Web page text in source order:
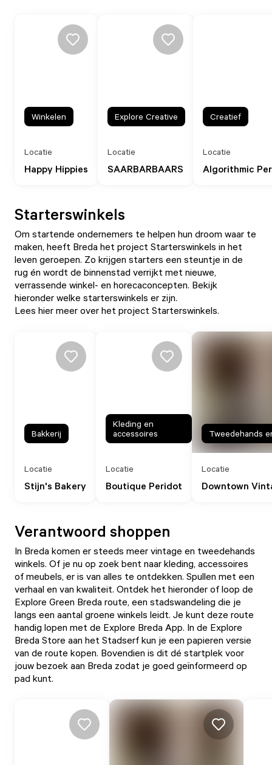
Happy Hippies
Locatie
Winkelen
SAARBARBAARS
Locatie
Explore Creative
Algorithmic
Locatie
Creatief
Starterswinkels
Om startende ondernemers te helpen hun droom waar te
maken, heeft Breda het project Starterswinkels in het
leven geroepen. Zo krijgen starters een steuntje in de
rug én wordt de binnenstad verrijkt met nieuwe,
verrassende winkel- en horecaconcepten. Bekijk
hieronder welke starterswinkels er zijn.
Lees hier meer over het project Starterswinkels.
Stijn's Bakery
Locatie
Bakkerij
Boutique Peridot
Locatie
Kleding en
accessoires
Downtown
Locatie
Tweedehands
Verantwoord shoppen
In Breda komen er steeds meer vintage en tweedehands
winkels. Of je nu op zoek bent naar kleding, accessoires
of meubels, er is van alles te ontdekken. Spullen met een
verhaal en van kwaliteit. Ontdek het hieronder of loop de
Explore Green Breda route, een stadswandeling die je
langs een aantal groene winkels leidt. Je kunt deze route
handig lopen met de Explore Breda App. In de Explore
Breda Store aan het Stadserf kun je een papieren versie
van de route kopen. Bovendien is dit dé startplek voor
jouw bezoek aan Breda zodat je goed geïnformeerd op
pad kunt.